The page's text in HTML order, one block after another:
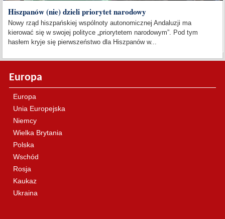
Hiszpanów (nie) dzieli priorytet narodowy
Nowy rząd hiszpańskiej wspólnoty autonomicznej Andaluzji ma
kierować się w swojej polityce „priorytetem narodowym”. Pod tym
hasłem kryje się pierwszeństwo dla Hiszpanów w...
Europa
Europa
Unia Europejska
Niemcy
Wielka Brytania
Polska
Wschód
Rosja
Kaukaz
Ukraina